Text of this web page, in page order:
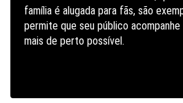
família é alugada para fãs, são
permite que seu público acompanhe
mais de perto possível.